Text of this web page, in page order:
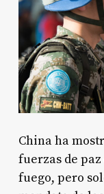
China ha
fuerzas de
fuego, pero